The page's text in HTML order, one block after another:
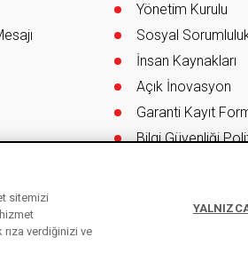
Kapsamı
Yönetim Kurulu
Sosyal
İnsan Kaynakları
Açık İnovasyon
Garanti Kayıt
Bilgi Güvenliği
sitemizi
rıza verdiğinizi ve